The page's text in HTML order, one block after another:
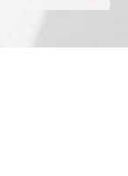
Lire